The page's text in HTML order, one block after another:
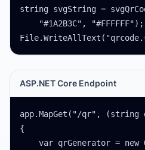
string svgString =
    "#1A2B3C", "#FFFFFF");
ASP.NET Core Endpoint
app.MapGet("/qr", (string
{
var qrGenerator = new